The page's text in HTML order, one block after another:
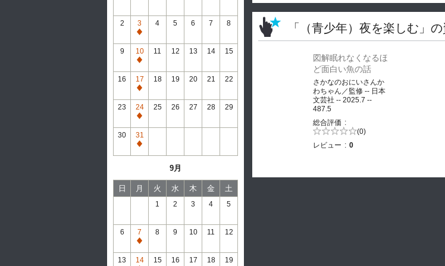
2
3
通
常
休
館
4 5 6 7 8
9
10
通
常
休
館
11 12 13 14 15
16
17
通
常
休
館
18 19 20 21 22
23
24
通
常
休
館
25 26 27 28 29
30
31
通
館
9月
日 月 火 水 木 金 土
1 2 3 4 5
6
7
通
常
8 9 10 11 12
13 14 15 16 17 18 19
「（青少年）夜を楽しむ」
図解眠れなくなるほ
ど面白い魚の話
さかなのおにいさんか
わちゃん／監修 -- 日本
文芸社 -- 2025.7 --
487.5
総合評価
5段階評価の (0)
レビュー
0